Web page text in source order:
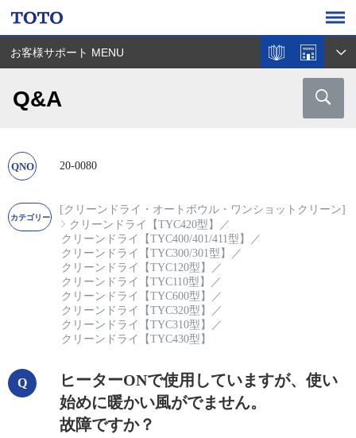
お客様サポート MENU
Q&A
20-0080
[クリーンドライ・オートボウル・ワンショットクリーン]
クリーンドライ【TYC420型】
／
クリーンドライ【TYC400/401/411型】
／
クリーンドライ【TYC300/301型】
／
クリーンドライ【TYC120型】
／
クリーンドライ【TYC110型】
／
クリーンドライ【TYC600型】
／
クリーンドライ【TYC320型】
／
クリーンドライ【TYC310型】
／
クリーンドライ【TYC430型】
ヒーターONで使用していますが、使い
始めに暖かい風がでません。
故障ですか？